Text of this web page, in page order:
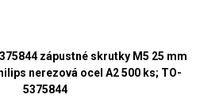
zápustné skrutky M5 25 mm
nerezová ocel A2 500 ks; TO-
5375844